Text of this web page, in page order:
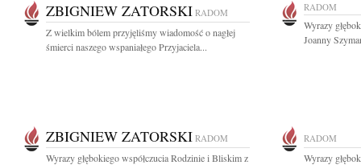
ZBIGNIEW ZATORSKI RADOM
Z wielkim bólem przyjęliśmy wiadomość o nagłej
śmierci naszego wspaniałego Przyjaciela...
RADOM
Wyrazy
Joanny
ZBIGNIEW ZATORSKI RADOM
Wyrazy głębokiego współczucia Rodzinie i Bliskim z
RADOM
Wyrazy